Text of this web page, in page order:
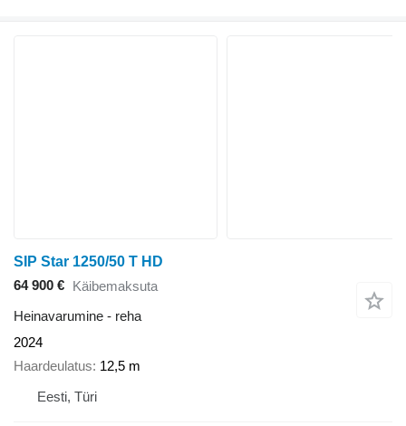
SIP Star 1250/50 T HD
64 900 € Käibemaksuta
Heinavarumine - reha
2024
Haardeulatus 12,5 m
Eesti, Türi